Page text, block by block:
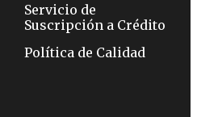
Servicio de
Suscripción a Crédito
Política de Calidad